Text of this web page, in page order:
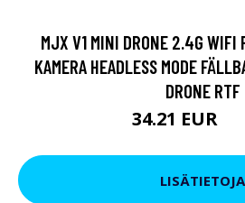
MJX V1 MINI DRONE 2.4G WIFI
KAMERA HEADLESS MODE
DRONE RTF
34.21 EUR
LISÄTIETOJA